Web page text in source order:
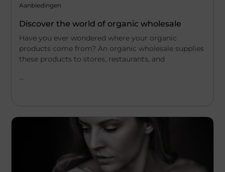
Aanbiedingen
Discover the world of organic wholesale
Have you ever wondered where your organic
products come from? An organic wholesale supplies
these products to stores, restaurants, and
...